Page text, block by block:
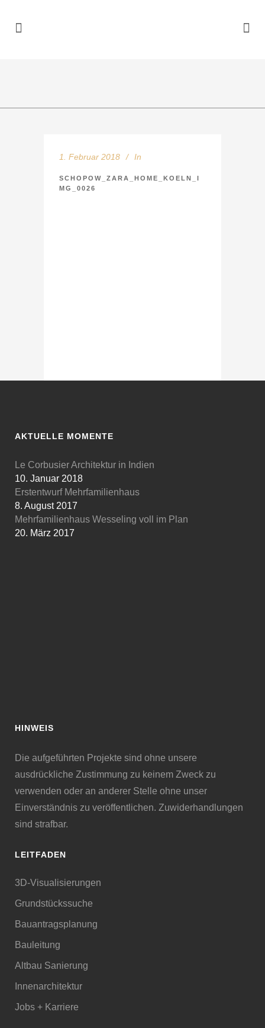
1. Februar 2018 In
SCHOPOW_ZARA_HOME_KOELN_I
MG_0026
AKTUELLE MOMENTE
Le Corbusier Architektur in Indien
10. Januar 2018
Erstentwurf Mehrfamilienhaus
8. August 2017
Mehrfamilienhaus Wesseling voll im Plan
20. März 2017
HINWEIS
Die aufgeführten Projekte sind ohne unsere
ausdrückliche Zustimmung zu keinem Zweck zu
verwenden oder an anderer Stelle ohne unser
Einverständnis zu veröffentlichen. Zuwiderhandlungen
sind strafbar.
LEITFADEN
3D-Visualisierungen
Grundstückssuche
Bauantragsplanung
Bauleitung
Altbau Sanierung
Innenarchitektur
Jobs + Karriere